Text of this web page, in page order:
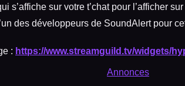
s’affiche sur votre t’chat pour l’afficher
des développeurs de SoundAlert pour
: https://www.streamguild.tv/widgets/
Annonces